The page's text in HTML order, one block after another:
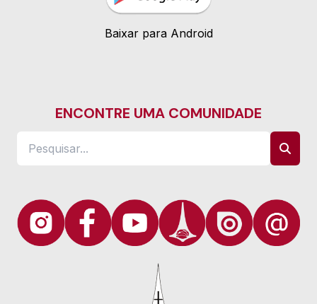
Baixar para Android
ENCONTRE UMA COMUNIDADE